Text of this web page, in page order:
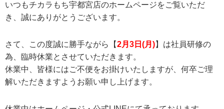
いつもチカラもち宇都宮店のホームページをご覧いただ
き、誠にありがとうございます。
さて、この度誠に勝手ながら【2月3日(月)】は社員研修の
為、臨時休業とさせていただきます。
休業中、皆様にはご不便をお掛けいたしますが、何卒ご理
解いただきますようお願い申し上げます。